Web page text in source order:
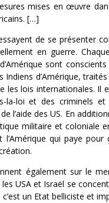
mises en œuvre
[…]
de se présenter
en guerre.
sont
Indiens d’Amérique,
les lois internationales. Il
loi et des criminels et
l’aide des US. En
militaire et coloniale
l’Amérique qui paye
également sur le
USA et Israël se
un Etat belliciste et